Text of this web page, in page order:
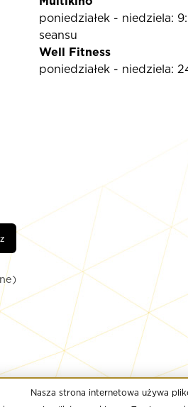
poniedziałek - niedziela:
seansu
Well Fitness
poniedziałek - niedziela:
Nasza strona internetowa używa